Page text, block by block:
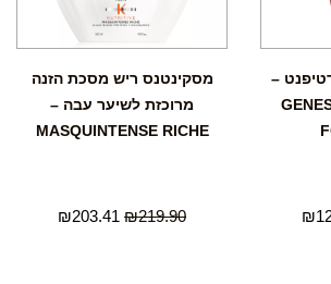
–
₪
מסקינטנס ריש מסכת הזנה
מרוכזת לשיער עבה –
MASQUINTENSE RICHE
₪219.90
₪203.41